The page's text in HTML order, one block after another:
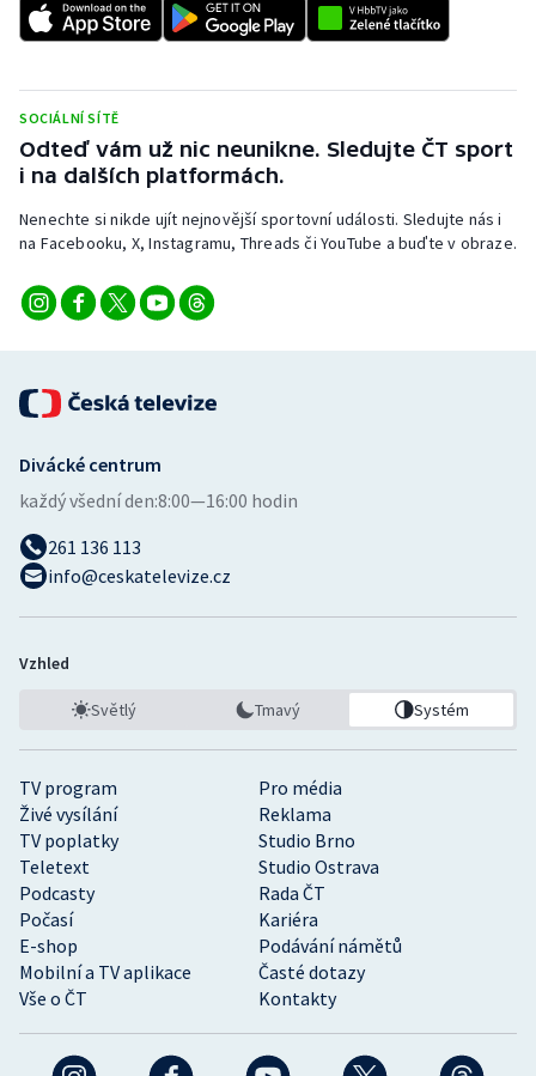
Stolní tenis
Veslování
Vodní slalom
Volejbal
Ostatní
SOCIÁLNÍ SÍTĚ
Odteď vám už nic neunikne. Sledujte ČT sport
i na dalších platformách.
Nenechte si nikde ujít nejnovější sportovní události. Sledujte nás i
na Facebooku, X, Instagramu, Threads či YouTube a buďte v obraze.
TV program
Pro média
Živé vysílání
Reklama
TV poplatky
Studio Brno
Teletext
Studio Ostrava
Podcasty
Rada ČT
Počasí
Kariéra
E-shop
Podávání námětů
Mobilní a TV aplikace
Časté dotazy
Vše o ČT
Kontakty
Divácké centrum
každý všední den:8:00—16:00 hodin
261 136 113
info@ceskatelevize.cz
Vzhled
Světlý Tmavý Systém